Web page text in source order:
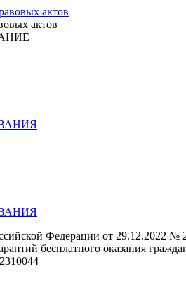
актов
Федерации от 29.12.2022 №
бесплатного оказания